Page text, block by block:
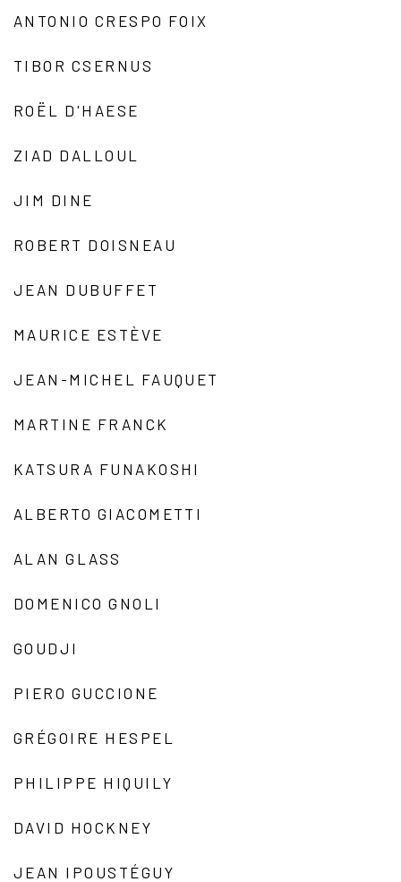
ANTONIO CRESPO FOIX
TIBOR CSERNUS
ROËL D'HAESE
ZIAD DALLOUL
JIM DINE
ROBERT DOISNEAU
JEAN DUBUFFET
MAURICE ESTÈVE
JEAN-MICHEL FAUQUET
MARTINE FRANCK
KATSURA FUNAKOSHI
ALBERTO GIACOMETTI
ALAN GLASS
DOMENICO GNOLI
GOUDJI
PIERO GUCCIONE
GRÉGOIRE HESPEL
PHILIPPE HIQUILY
DAVID HOCKNEY
JEAN IPOUSTÉGUY